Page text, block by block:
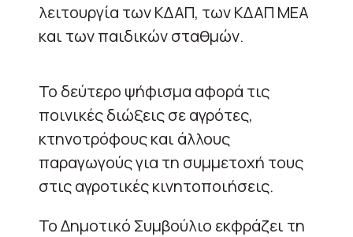
λειτουργία των ΚΔΑΠ, των ΚΔΑΠ ΜΕΑ
και των παιδικών σταθμών.
Το δεύτερο ψήφισμα αφορά τις
ποινικές διώξεις σε αγρότες,
κτηνοτρόφους και άλλους
παραγωγούς για τη συμμετοχή τους
στις αγροτικές κινητοποιήσεις.
Το Δημοτικό Συμβούλιο εκφράζει τη